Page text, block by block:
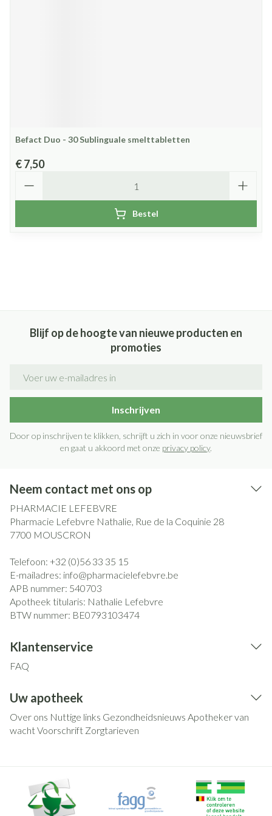
Befact Duo - 30 Sublinguale smelttabletten
€ 7,50
Bestel
Blijf op de hoogte van nieuwe producten en
promoties
Inschrijven
Door op inschrijven te klikken, schrijft u zich in voor onze nieuwsbrief
en gaat u akkoord met onze privacy policy.
Neem contact met ons op
PHARMACIE LEFEBVRE
Pharmacie Lefebvre Nathalie, Rue de la Coquinie 28
7700 MOUSCRON
Telefoon: +32 (0)56 33 35 15
E-mailadres: info@pharmacielefebvre.be
APB nummer: 540703
Apotheek titularis: Nathalie Lefebvre
BTW nummer: BE0793103474
Klantenservice
FAQ
Uw apotheek
Over ons Nuttige links Gezondheidsnieuws Apotheker van
wachtVoorschrift Zorgtarieven